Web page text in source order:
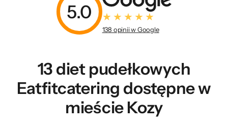
5.0
138 opinii w Google
13 diet pudełkowych
Eatfitcatering dostępne w
mieście Kozy